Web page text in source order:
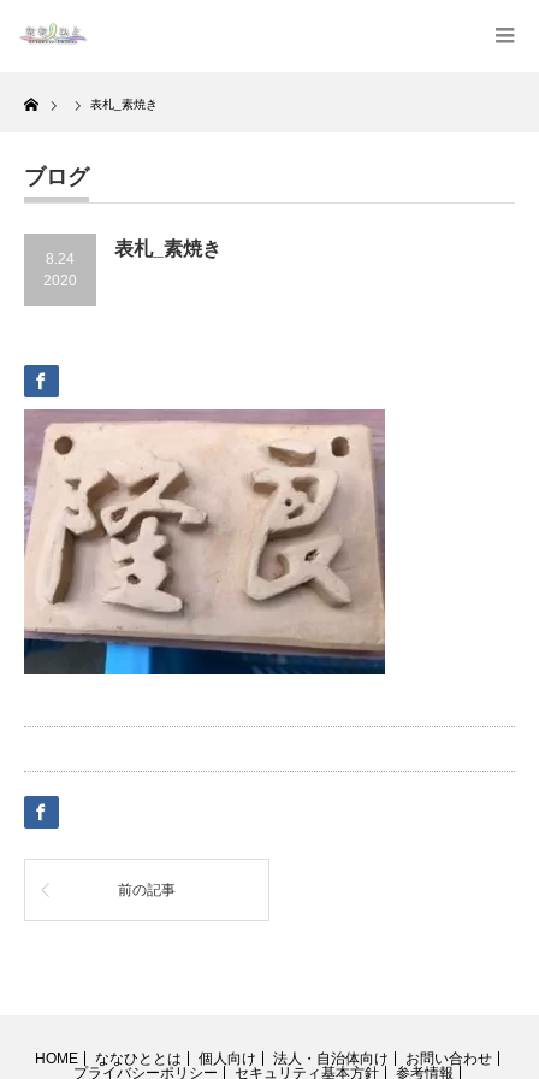
Home
表札_素焼き
ブログ
8.24
2020
表札_素焼き
前の記事
HOME ななひととは 個人向け 法人・自治体向け
お問い合わせ
プライバシーポリシー
セキュリティ基本方針 参考情報